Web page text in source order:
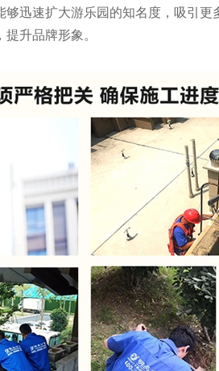
迅速扩大游乐园的知名度，吸引
升品牌形象。